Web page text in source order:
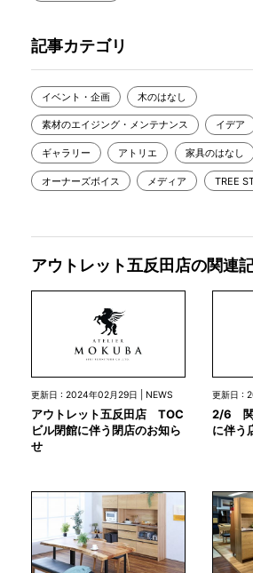
記事カテゴリ
イベント・企画 木のはなし
素材のエイジング・メンテナンス イデア
ギャラリー アトリエ 家具のはなし
オーナーズボイス メディア TREE
アウトレット五反田店の関連
更新日 : 2024年02月29日 | NEWS
アウトレット五反田店 TOC
ビル閉館に伴う閉店のお知ら
せ
更新日 :
2/6 関
に伴う